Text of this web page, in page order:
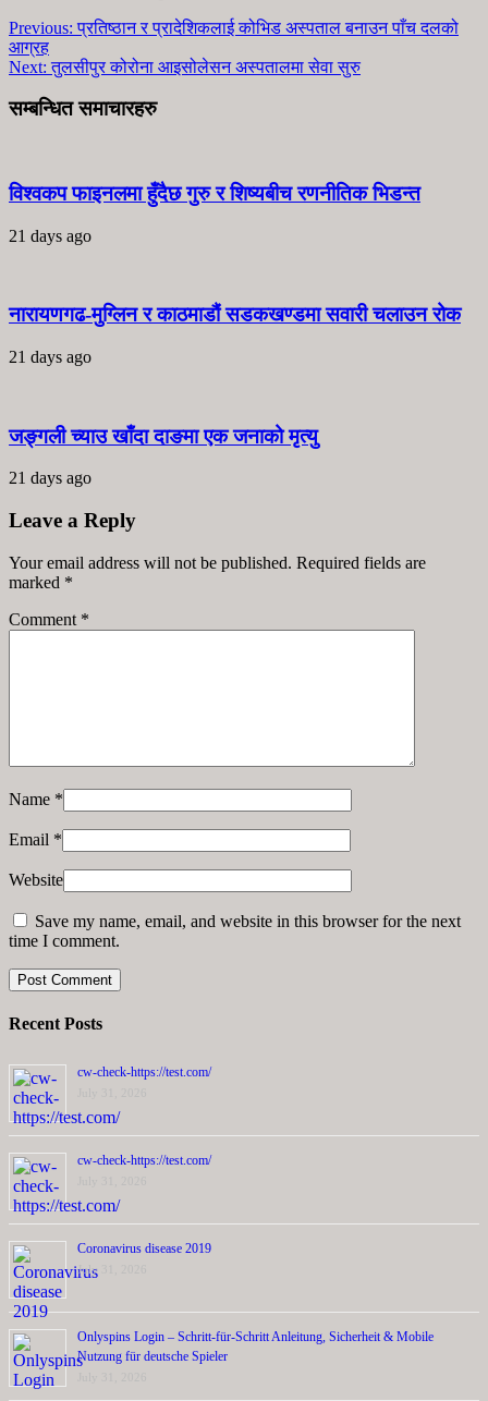
Previous: प्रतिष्ठान र प्रादेशिकलाई कोभिड अस्पताल बनाउन पाँच दलको
आग्रह
Next: तुलसीपुर कोरोना आइसोलेसन अस्पतालमा सेवा सुरु
सम्बन्धित समाचारहरु
विश्वकप फाइनलमा हुँदैछ गुरु र शिष्यबीच रणनीतिक भिडन्त
21 days ago
नारायणगढ-मुग्लिन र काठमाडौं सडकखण्डमा सवारी चलाउन रोक
21 days ago
जङ्गली च्याउ खाँदा दाङमा एक जनाको मृत्यु
21 days ago
Leave a Reply
Your email address will not be published. Required fields are
marked *
Comment *
Name *
Email *
Website
Save my name, email, and website in this browser for the next
time I comment.
Recent Posts
cw-check-https://test.com/
cw-check-https://test.com/
Coronavirus disease 2019
July 31, 2026
Onlyspins Login – Schritt‑für‑Schritt Anleitung, Sicherheit & Mobile
Nutzung für deutsche Spieler